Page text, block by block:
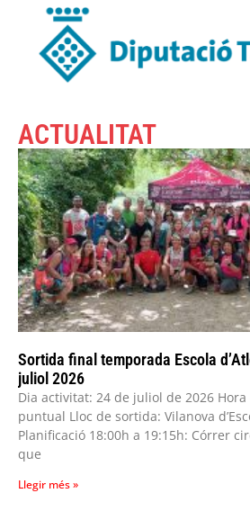
ACTUALITAT
Sortida final temporada Escola
juliol 2026
Dia activitat: 24 de juliol de 2026
puntual Lloc de sortida: Vilanova
Planificació 18:00h a 19:15h: Córrer
que
Llegir més »